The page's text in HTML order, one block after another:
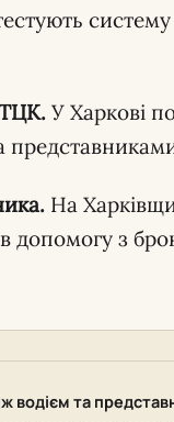
У Харкові
На
допомогу з
водієм та